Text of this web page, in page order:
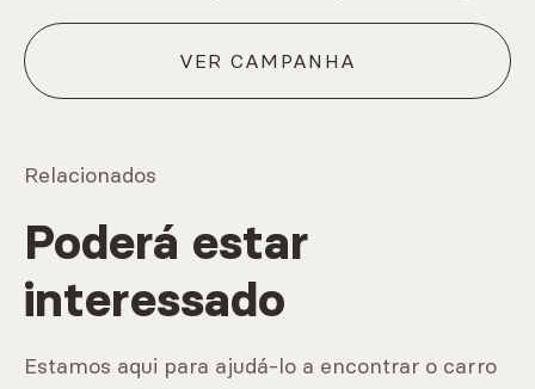
VER CAMPANHA
Relacionados
Poderá estar
interessado
Estamos aqui para ajudá-lo a encontrar o carro